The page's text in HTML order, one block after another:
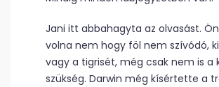
Jani itt abbahagyta az olvasást.
volna nem hogy föl nem szívódó,
vagy a tigrisét, még csak nem is
szükség. Darwin még kísértette a